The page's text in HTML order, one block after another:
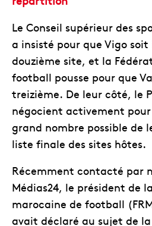
Le Conseil supérieur des
a insisté pour que Vigo
douzième site, et la
football pousse pour que
treizième. De leur côté, le
négocient activement
grand nombre possible de
liste finale des sites hôtes.
Récemment contacté par
Médias24, le président de
marocaine de football
avait déclaré au sujet de